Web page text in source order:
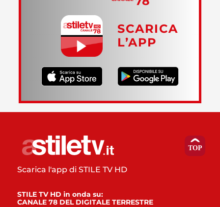
SCARICA
L’APP
Scarica l'app di STILE TV HD
STILE TV HD in onda su:
CANALE 78 DEL DIGITALE TERRESTRE